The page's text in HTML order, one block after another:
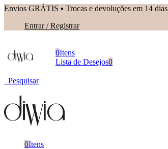
Envios GRÁTIS ▪︎ Trocas e devoluções em 14 dias
Entrar / Registrar
0Itens
Lista de Desejos0
Pesquisar
0Itens